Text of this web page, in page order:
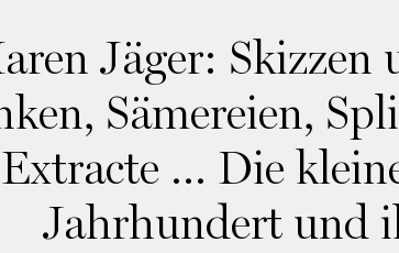
Jäger: Skizzen
Sämereien,
Extracte … Die
Jahrhundert und